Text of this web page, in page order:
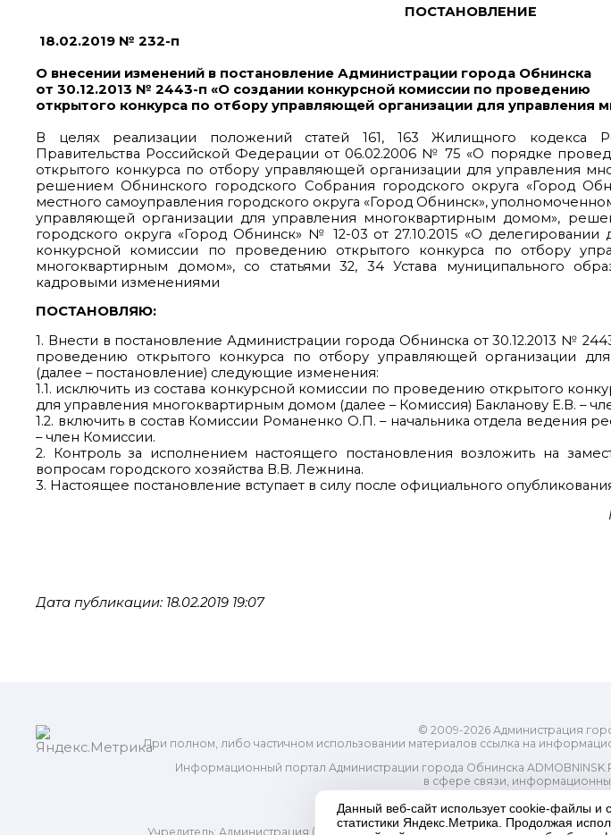
ПОСТАНОВЛЕНИЕ
18.02.2019 № 232-п
О внесении изменений в постановление Администрации города Обнинска
от 30.12.2013 № 2443-п «О создании конкурсной комиссии по проведению
открытого конкурса по отбору управляющей организации для управления
В целях реализации положений статей 161, 163 Жилищного кодекса
Правительства Российской Федерации от 06.02.2006 № 75 «О порядке
открытого конкурса по отбору управляющей организации для управления
решением Обнинского городского Собрания городского округа «Город
местного самоуправления городского округа «Город Обнинск»,
управляющей организации для управления многоквартирным домом»,
городского округа «Город Обнинск» № 12-03 от 27.10.2015 «О делегировании
конкурсной комиссии по проведению открытого конкурса по отбору
многоквартирным домом», со статьями 32, 34 Устава муниципального
кадровыми изменениями
ПОСТАНОВЛЯЮ:
1. Внести в постановление Администрации города Обнинска от 30.12.2013 №
проведению открытого конкурса по отбору управляющей организации
(далее – постановление) следующие изменения:
1.1. исключить из состава конкурсной комиссии по проведению открытого
для управления многоквартирным домом (далее – Комиссия) Бакланову Е.В. –
1.2. включить в состав Комиссии Романенко О.П. – начальника отдела ведения
– член Комиссии.
2. Контроль за исполнением настоящего постановления возложить на
вопросам городского хозяйства В.В. Лежнина.
3. Настоящее постановление вступает в силу после официального
Дата публикации: 18.02.2019 19:07
© 2009-2026 Администрация
При полном, либо частичном использовании материалов ссылка на
Информационный портал Администрации города Обнинска
в сфере связи,
Свидетельство о регистрации Эл
Учредитель: Администрация (исполнительно-распорядительный орган)
Данный веб-сайт использует cookie-файлы и
статистики Яндекс.Метрика. Продолжая